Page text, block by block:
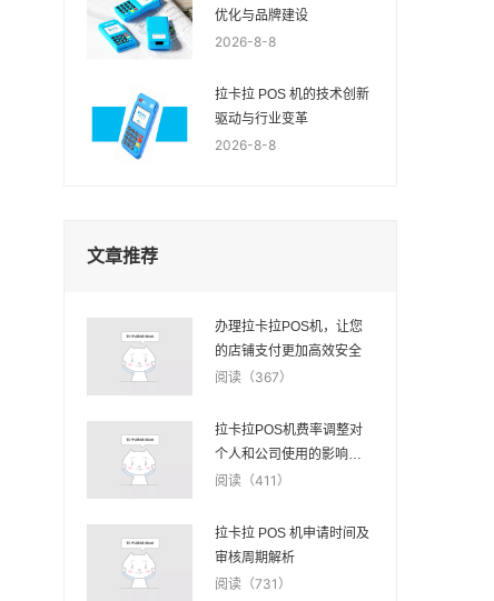
优化与品牌建设
2026-8-8
拉卡拉 POS 机的技术创新
驱动与行业变革
2026-8-8
文章推荐
办理拉卡拉POS机，让您
的店铺支付更加高效安全
阅读（367）
拉卡拉POS机费率调整对
个人和公司使用的影响分
析
阅读（411）
拉卡拉 POS 机申请时间及
审核周期解析
阅读（731）